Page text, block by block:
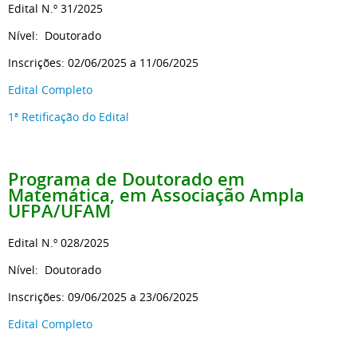
Edital N.º 31/2025
Nível: Doutorado
Inscrições: 02/06/2025 a 11/06/2025
Edital Completo
1ª Retificação do Edital
Programa de Doutorado em
Matemática, em Associação Ampla
UFPA/UFAM
Edital N.º 028/2025
Nível: Doutorado
Inscrições: 09/06/2025 a 23/06/2025
Edital Completo